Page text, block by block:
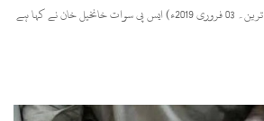
سوات (زما سوات ڈاٹ کام ، تازہ ترین۔ 03 فروری 2019ء) ایس پی سوات خانخیل خان نے کہا ہے